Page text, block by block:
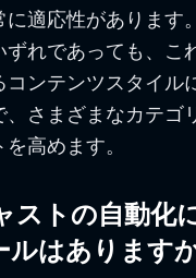
に適応性があります
れであっても、こ
コンテンツスタイル
、さまざまなカテゴ
高めます。
ストの自動化
はあります